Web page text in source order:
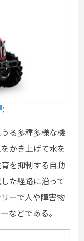
）
る多種多様な機
かき上げて水を
を抑制する自動
た経路に沿って
ーで人や障害物
などである。